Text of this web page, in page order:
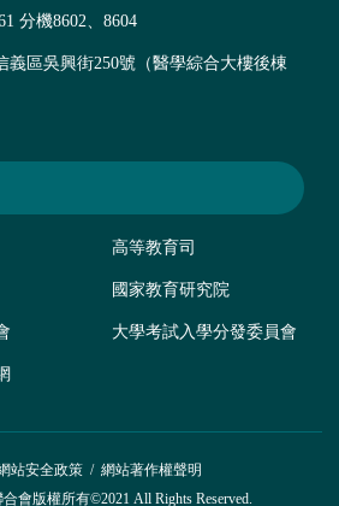
分機8602、8604
義區吳興街250號（醫學綜合大樓後棟
高等教育司
國家教育研究院
大學考試入學分發委員會
站安全政策/ 網站著作權聲明
會版權所有©2021 All Rights Reserved.